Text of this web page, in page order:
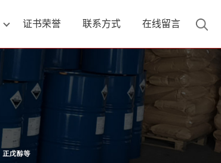
证书荣誉 联系方式 在线留言